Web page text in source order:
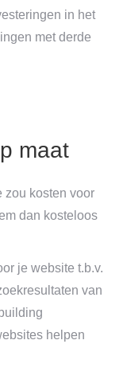
in het
met derde
maat
zou kosten voor
dan kosteloos
je website t.b.v.
van
helpen